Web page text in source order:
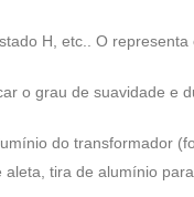
H, etc.. O
o grau de suavidade e
do transformador
tira de alumínio